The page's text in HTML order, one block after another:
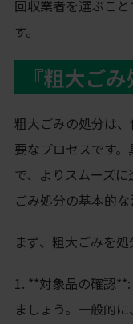
回収業者を選ぶこ
す。
『粗大ご
粗大ごみの処分は
要なプロセスです
で、よりスムーズ
ごみ処分の基本的
まず、粗大ごみを
1. **対象品の確認
ましょう。一般的